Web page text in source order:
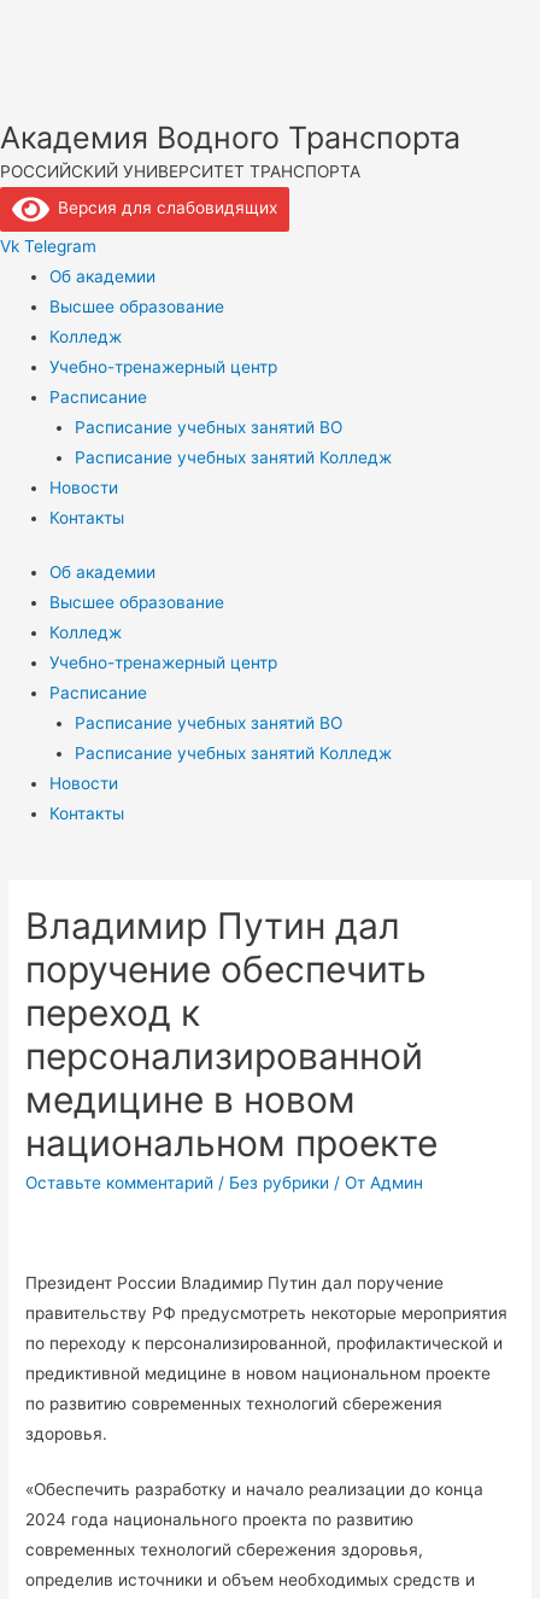
Академия Водного Транспорта
РОССИЙСКИЙ УНИВЕРСИТЕТ ТРАНСПОРТА
Версия для слабовидящих
Vk Telegram
Об академии
Высшее образование
Колледж
Учебно-тренажерный центр
Расписание
Расписание учебных занятий ВО
Расписание учебных занятий Колледж
Новости
Контакты
Об академии
Высшее образование
Колледж
Учебно-тренажерный центр
Расписание
Расписание учебных занятий ВО
Расписание учебных занятий Колледж
Новости
Контакты
Владимир Путин дал
поручение обеспечить
переход к
персонализированной
медицине в новом
национальном проекте
Оставьте комментарий / Без рубрики / От Админ
Президент России Влaдимир Путин дал поручение
правительству РФ предусмотреть некоторые мероприятия
по переходу к персонализированной, профилактической и
предиктивной медицине в новом национальном проекте
по развитию современных технологий сбережения
здоровья.
«Обеспечить рaзрaботку и нaчaло реaлизации до конца
2024 года национального проекта по развитию
современных технологий сбережения здоровья,
определив источники и объем необходимых средств и